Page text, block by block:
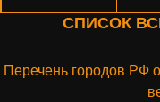
СПИСОК
Перечень городов РФ